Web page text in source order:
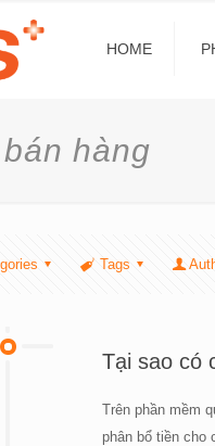
HOME
hàng
Tags
Tại sao có
Trên phần mềm
phân bổ tiền cho